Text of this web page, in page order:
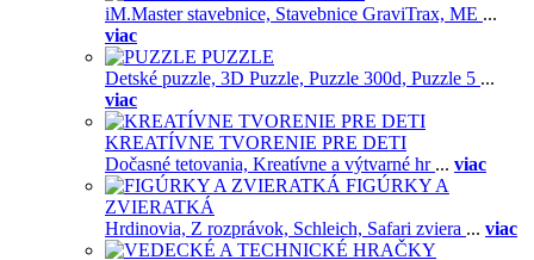
iM.Master stavebnice, Stavebnice GraviTrax, ME ...
viac
PUZZLE
Detské puzzle, 3D Puzzle, Puzzle 300d, Puzzle 5 ...
viac
KREATÍVNE TVORENIE PRE DETI
Dočasné tetovania, Kreatívne a výtvarné hr ... viac
FIGÚRKY A
ZVIERATKÁ
Hrdinovia, Z rozprávok, Schleich, Safari zviera ... viac